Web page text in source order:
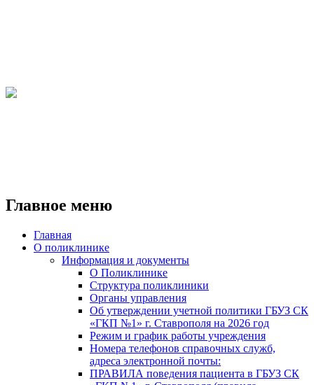
Главное меню
Главная
О поликлинике
Информация и документы
О Поликлинике
Структура поликлиники
Органы управления
Об утверждении учетной политики ГБУЗ СК
«ГКП №1» г. Ставрополя на 2026 год
Режим и график работы учреждения
Номера телефонов справочных служб,
адреса электронной почты:
ПРАВИЛА поведения пациента в ГБУЗ СК